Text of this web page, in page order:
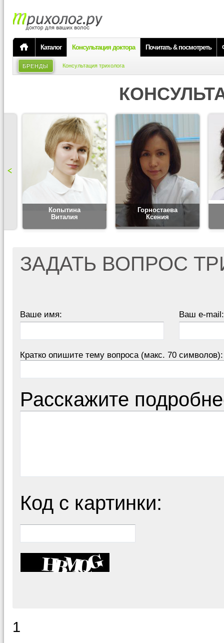
Каталог Консультация доктора Почитать & посмотреть
БРЕНДЫ Консультация трихолога
Копытина
Виталия
Горностаева
Ксения
ЗАДАТЬ ВОПРОС
Ваше имя: Ваш e-mail:
Кратко опишите тему вопроса (макс. 70 символов):
Расскажите
Код с картинки:
1